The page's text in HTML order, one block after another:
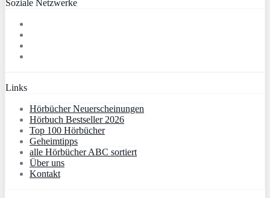
Soziale Netzwerke
Links
Hörbücher Neuerscheinungen
Hörbuch Bestseller 2026
Top 100 Hörbücher
Geheimtipps
alle Hörbücher ABC sortiert
Über uns
Kontakt